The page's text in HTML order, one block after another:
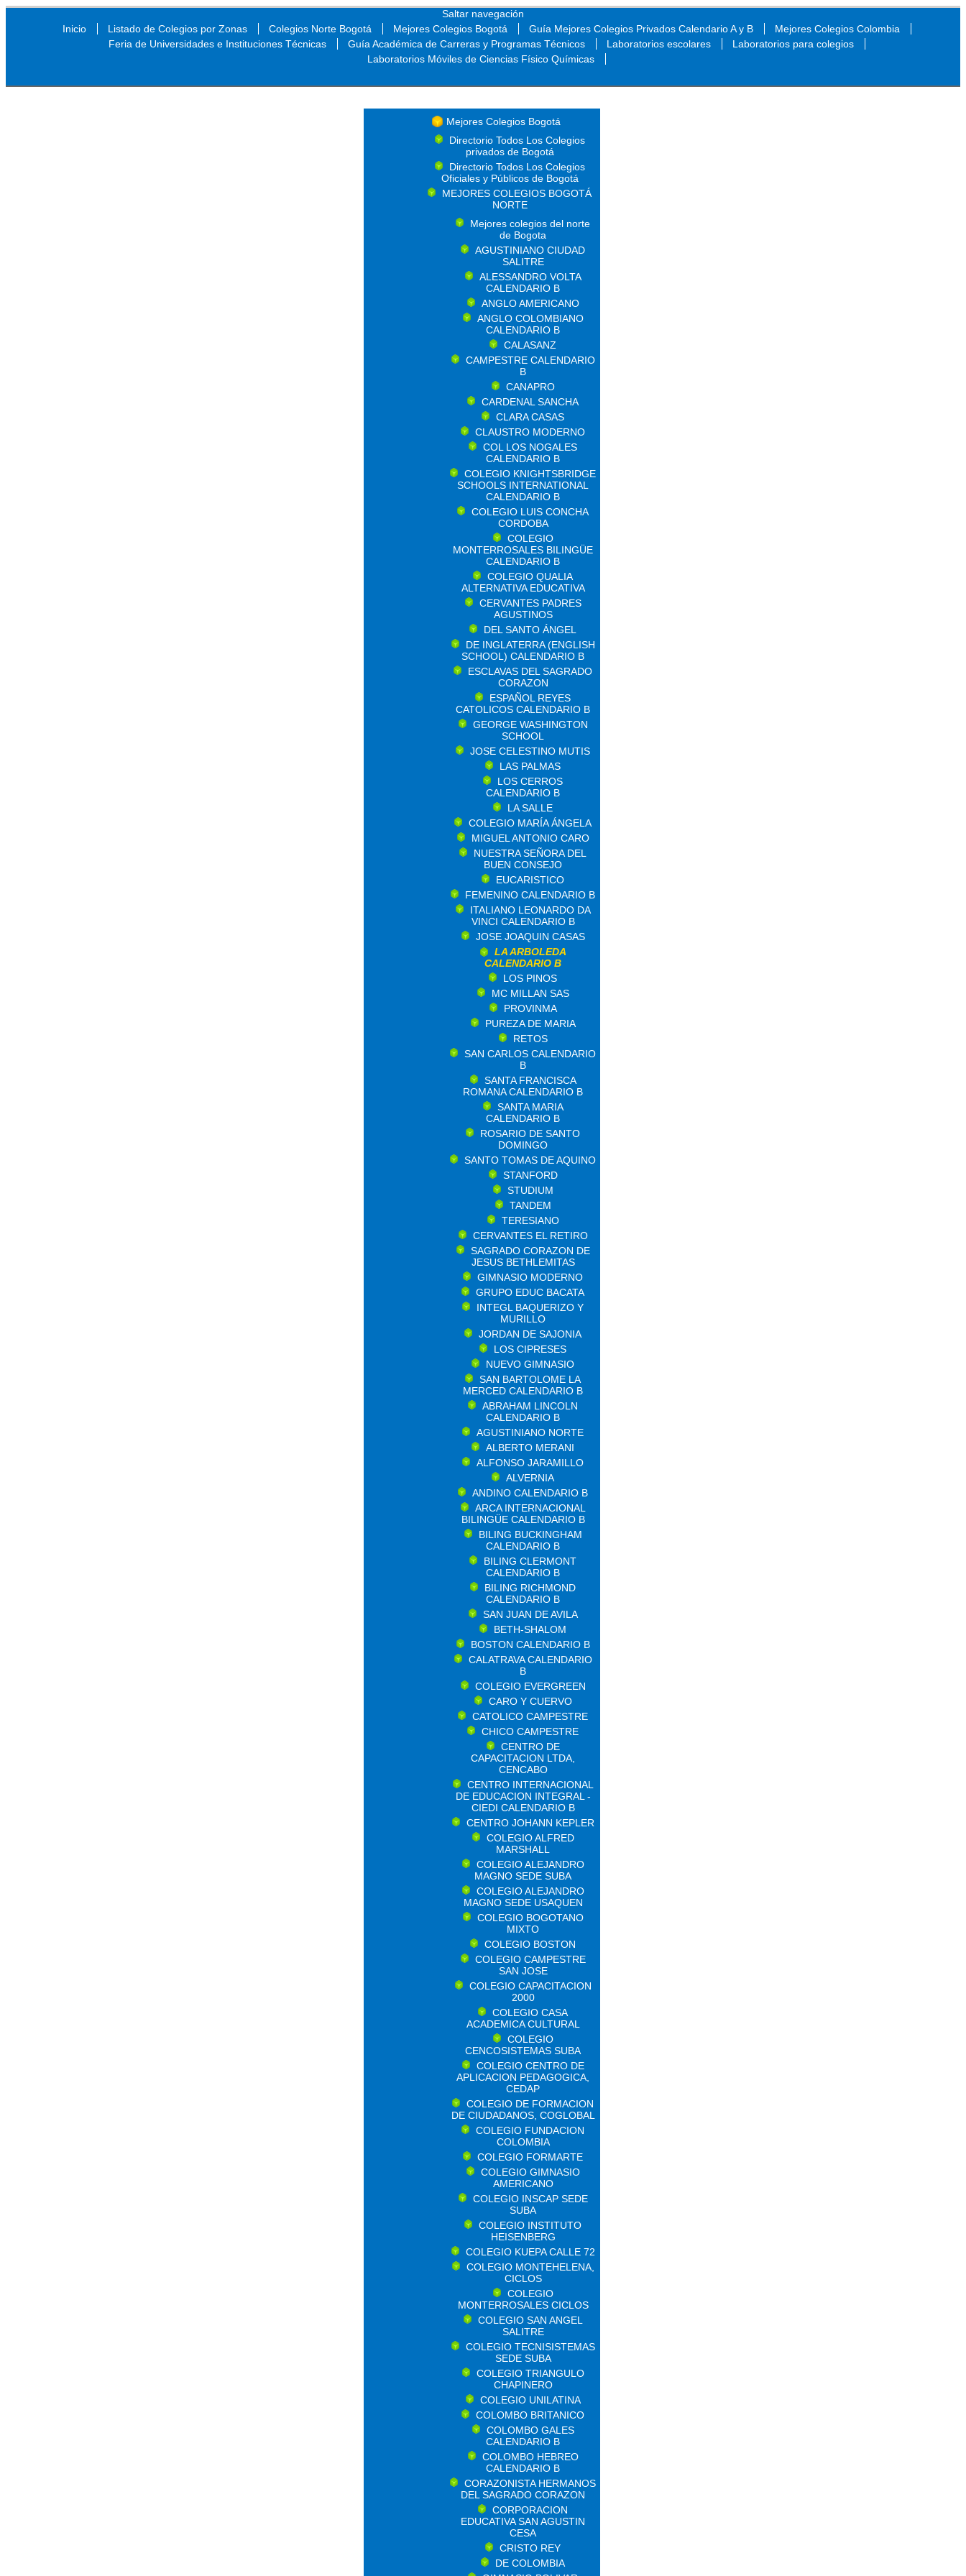
Saltar navegación
Inicio
Listado de Colegios por Zonas Colegios Norte Bogotá Mejores Colegios Bogotá Guía Mejores Colegios Privados Calendario A y B
Mejores Colegios Colombia
Feria de Universidades e Instituciones Técnicas
Guía Académica de Carreras y Programas Técnicos Laboratorios escolares
Laboratorios para colegios
Laboratorios Móviles de Ciencias Físico Químicas
Mejores Colegios Bogotá
Directorio Todos Los Colegios
privados de Bogotá
Directorio Todos Los Colegios
Oficiales y Públicos de Bogotá
MEJORES COLEGIOS BOGOTÁ
NORTE
Mejores colegios del norte
de Bogota
AGUSTINIANO CIUDAD
SALITRE
ALESSANDRO VOLTA
CALENDARIO B
ANGLO AMERICANO
ANGLO COLOMBIANO
CALENDARIO B
CALASANZ
CAMPESTRE CALENDARIO
B
CANAPRO
CARDENAL SANCHA
CLARA CASAS
CLAUSTRO MODERNO
COL LOS NOGALES
CALENDARIO B
COLEGIO KNIGHTSBRIDGE
SCHOOLS INTERNATIONAL
CALENDARIO B
COLEGIO LUIS CONCHA
CORDOBA
COLEGIO
MONTERROSALES BILINGÜE
CALENDARIO B
COLEGIO QUALIA
ALTERNATIVA EDUCATIVA
CERVANTES PADRES
AGUSTINOS
DEL SANTO ÁNGEL
DE INGLATERRA (ENGLISH
SCHOOL) CALENDARIO B
ESCLAVAS DEL SAGRADO
CORAZON
ESPAÑOL REYES
CATOLICOS CALENDARIO B
GEORGE WASHINGTON
SCHOOL
JOSE CELESTINO MUTIS
LAS PALMAS
LOS CERROS
CALENDARIO B
LA SALLE
COLEGIO MARÍA ÁNGELA
MIGUEL ANTONIO CARO
NUESTRA SEÑORA DEL
BUEN CONSEJO
EUCARISTICO
FEMENINO CALENDARIO B
ITALIANO LEONARDO DA
VINCI CALENDARIO B
JOSE JOAQUIN CASAS
LA ARBOLEDA
CALENDARIO B
LOS PINOS
MC MILLAN SAS
PROVINMA
PUREZA DE MARIA
RETOS
SAN CARLOS CALENDARIO
B
SANTA FRANCISCA
ROMANA CALENDARIO B
SANTA MARIA
CALENDARIO B
ROSARIO DE SANTO
DOMINGO
SANTO TOMAS DE AQUINO
STANFORD
STUDIUM
TANDEM
TERESIANO
CERVANTES EL RETIRO
SAGRADO CORAZON DE
JESUS BETHLEMITAS
GIMNASIO MODERNO
GRUPO EDUC BACATA
INTEGL BAQUERIZO Y
MURILLO
JORDAN DE SAJONIA
LOS CIPRESES
NUEVO GIMNASIO
SAN BARTOLOME LA
MERCED CALENDARIO B
ABRAHAM LINCOLN
CALENDARIO B
AGUSTINIANO NORTE
ALBERTO MERANI
ALFONSO JARAMILLO
ALVERNIA
ANDINO CALENDARIO B
ARCA INTERNACIONAL
BILINGÜE CALENDARIO B
BILING BUCKINGHAM
CALENDARIO B
BILING CLERMONT
CALENDARIO B
BILING RICHMOND
CALENDARIO B
SAN JUAN DE AVILA
BETH-SHALOM
BOSTON CALENDARIO B
CALATRAVA CALENDARIO
B
COLEGIO EVERGREEN
CARO Y CUERVO
CATOLICO CAMPESTRE
CHICO CAMPESTRE
CENTRO DE
CAPACITACION LTDA,
CENCABO
CENTRO INTERNACIONAL
DE EDUCACION INTEGRAL -
CIEDI CALENDARIO B
CENTRO JOHANN KEPLER
COLEGIO ALFRED
MARSHALL
COLEGIO ALEJANDRO
MAGNO SEDE SUBA
COLEGIO ALEJANDRO
MAGNO SEDE USAQUEN
COLEGIO BOGOTANO
MIXTO
COLEGIO BOSTON
COLEGIO CAMPESTRE
SAN JOSE
COLEGIO CAPACITACION
2000
COLEGIO CASA
ACADEMICA CULTURAL
COLEGIO
CENCOSISTEMAS SUBA
COLEGIO CENTRO DE
APLICACION PEDAGOGICA,
CEDAP
COLEGIO DE FORMACION
DE CIUDADANOS, COGLOBAL
COLEGIO FUNDACION
COLOMBIA
COLEGIO FORMARTE
COLEGIO GIMNASIO
AMERICANO
COLEGIO INSCAP SEDE
SUBA
COLEGIO INSTITUTO
HEISENBERG
COLEGIO KUEPA CALLE 72
COLEGIO MONTEHELENA,
CICLOS
COLEGIO
MONTERROSALES CICLOS
COLEGIO SAN ANGEL
SALITRE
COLEGIO TECNISISTEMAS
SEDE SUBA
COLEGIO TRIANGULO
CHAPINERO
COLEGIO UNILATINA
COLOMBO BRITANICO
COLOMBO GALES
CALENDARIO B
COLOMBO HEBREO
CALENDARIO B
CORAZONISTA HERMANOS
DEL SAGRADO CORAZON
CORPORACION
EDUCATIVA SAN AGUSTIN
CESA
CRISTO REY
DE COLOMBIA